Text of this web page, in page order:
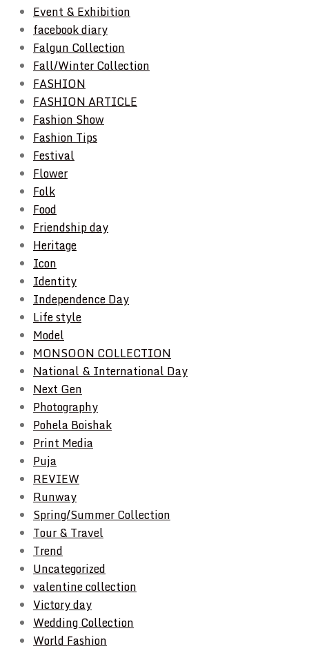
Event & Exhibition
facebook diary
Falgun Collection
Fall/Winter Collection
FASHION
FASHION ARTICLE
Fashion Show
Fashion Tips
Festival
Flower
Folk
Food
Friendship day
Heritage
Icon
Identity
Independence Day
Life style
Model
MONSOON COLLECTION
National & International Day
Next Gen
Photography
Pohela Boishak
Print Media
Puja
REVIEW
Runway
Spring/Summer Collection
Tour & Travel
Trend
Uncategorized
valentine collection
Victory day
Wedding Collection
World Fashion